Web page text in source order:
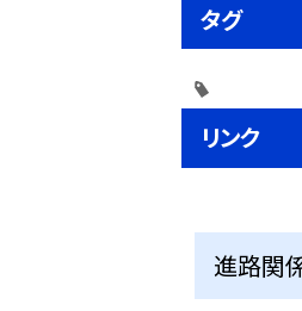
タグ
リンク
進路関